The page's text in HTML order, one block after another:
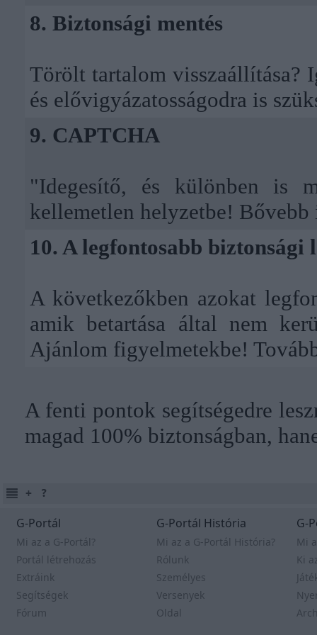
8. Biztonsági mentés
Törölt tartalom visszaállítása?
és elővigyázatosságodra is
9. CAPTCHA
"Idegesítő, és különben is
kellemetlen helyzetbe!
10. A legfontosabb biztonsági
A következőkben azokat
amik betartása által nem
Ajánlom figyelmetekbe!
A fenti pontok segítségedre
magad 100% biztonságban,
G-Portál
Mi az a G-Portál?
Portál létrehozás
Extráink
Segítségek
Fórum
G-Portál História
Mi az a G-Portál História?
Rólunk
Személyes
Versenyek
Oldal
G-
Mi
Ki